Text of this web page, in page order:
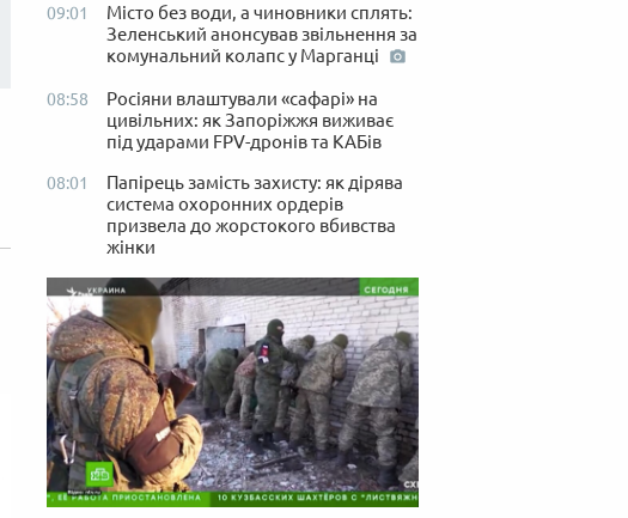
09:01
Місто без води, а чиновники сплять:
Зеленський анонсував звільнення за
комунальний колапс у Марганці
08:58
Росіяни влаштували «сафарі» на
цивільних: як Запоріжжя виживає
під ударами FPV-дронів та КАБів
08:01
Папірець замість захисту: як дірява
система охоронних ордерів
призвела до жорстокого вбивства
жінки